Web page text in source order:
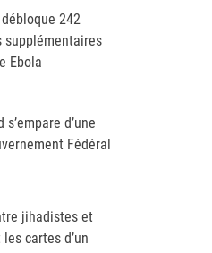
242
Ebola
d’une
Fédéral
jihadistes et
cartes d’un